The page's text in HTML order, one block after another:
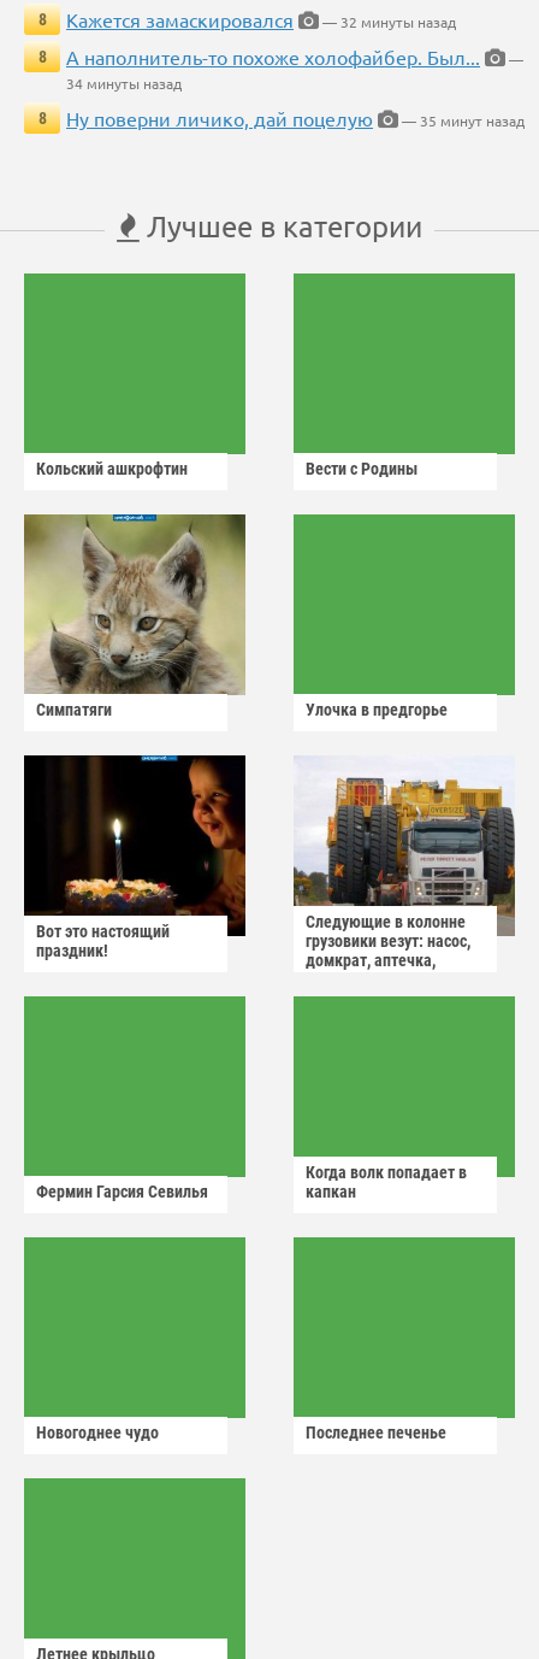
8
Кажется замаскировался
— 32 минуты назад
8
А наполнитель-то похоже холофайбер. Был...
—
34 минуты назад
8
Ну поверни личико, дай поцелую — 35 минут назад
Лучшее в категории
Кольский ашкрофтин Вести с Родины
Симпатяги Улочка в предгорье
Вот это настоящий
праздник!
Следующие в колонне
грузовики везут: насос,
домкрат, аптечка,
Фермин Гарсия Севилья
Когда волк попадает в
капкан
Новогоднее чудо Последнее печенье
Летнее крыльцо